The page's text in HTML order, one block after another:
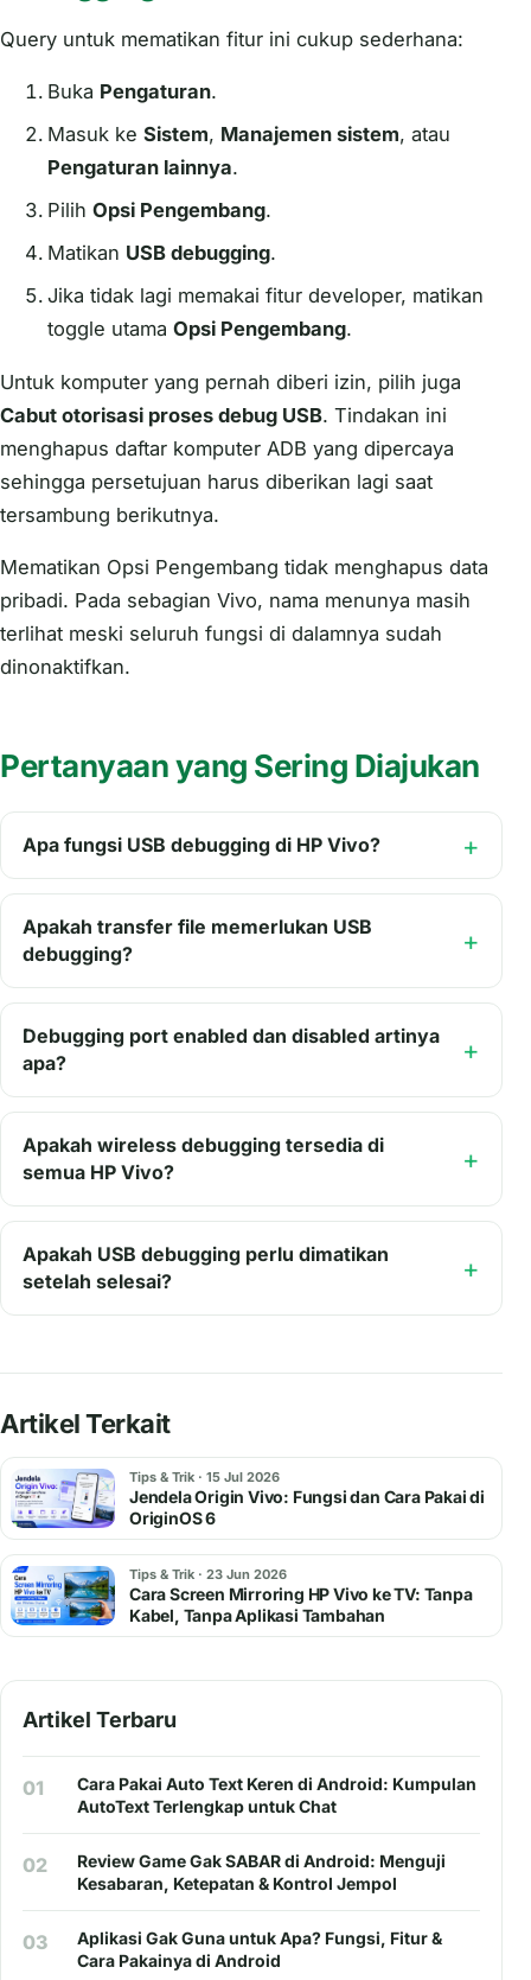
Query untuk mematikan fitur ini cukup sederhana:
Buka Pengaturan.
Masuk ke Sistem, Manajemen sistem, atau
Pengaturan lainnya.
Pilih Opsi Pengembang.
Matikan USB debugging.
Jika tidak lagi memakai fitur developer, matikan
toggle utama Opsi Pengembang.
Untuk komputer yang pernah diberi izin, pilih juga
Cabut otorisasi proses debug USB. Tindakan ini
menghapus daftar komputer ADB yang dipercaya
sehingga persetujuan harus diberikan lagi saat
tersambung berikutnya.
Mematikan Opsi Pengembang tidak menghapus data
pribadi. Pada sebagian Vivo, nama menunya masih
terlihat meski seluruh fungsi di dalamnya sudah
dinonaktifkan.
Pertanyaan yang Sering Diajukan
Apa fungsi USB debugging di HP Vivo?
Apakah transfer file memerlukan USB
debugging?
Debugging port enabled dan disabled artinya
apa?
Apakah wireless debugging tersedia di
semua HP Vivo?
Apakah USB debugging perlu dimatikan
setelah selesai?
Artikel Terkait
Tips & Trik · 15 Jul 2026
Jendela Origin Vivo: Fungsi dan Cara Pakai di
OriginOS 6
Tips & Trik · 23 Jun 2026
Cara Screen Mirroring HP Vivo ke TV: Tanpa
Kabel, Tanpa Aplikasi Tambahan
Artikel Terbaru
01
Cara Pakai Auto Text Keren di Android: Kumpulan
AutoText Terlengkap untuk Chat
02
Review Game Gak SABAR di Android: Menguji
Kesabaran, Ketepatan & Kontrol Jempol
03
Aplikasi Gak Guna untuk Apa? Fungsi, Fitur &
Cara Pakainya di Android